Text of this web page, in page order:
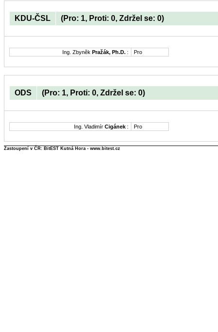
KDU-ČSL (Pro: 1, Proti: 0, Zdržel se: 0)
Ing. Zbyněk Pražák, Ph.D. : Pro
ODS (Pro: 1, Proti: 0, Zdržel se: 0)
Ing. Vladimír Cigánek : Pro
Zastoupení v ČR: BitEST Kutná Hora - www.bitest.cz